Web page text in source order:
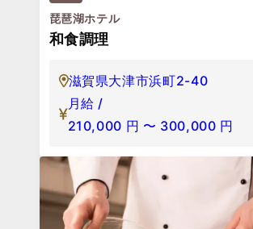
琵琶湖ホテル
和食調理
滋賀県大津市浜町2-40
月給 /
210,000 円 〜 300,000 円